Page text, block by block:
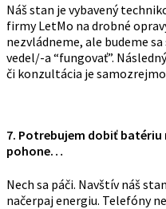
Náš stan je vybavený
firmy LetMo na drobné
nezvládneme, ale budeme
vedel/-a “fungovať”.
či konzultácia je
7. Potrebujem dobiť
pohone…
Nech sa páči. Navštív náš
načerpaj energiu. Telefóny